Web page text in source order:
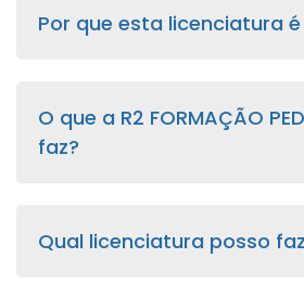
Por que esta licenciatura
O que a R2 FORMAÇÃO
faz?
Qual licenciatura posso